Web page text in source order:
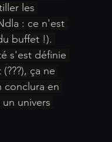
les
: ce n'est
buffet !).
s'est définie
ça ne
conclura en
univers